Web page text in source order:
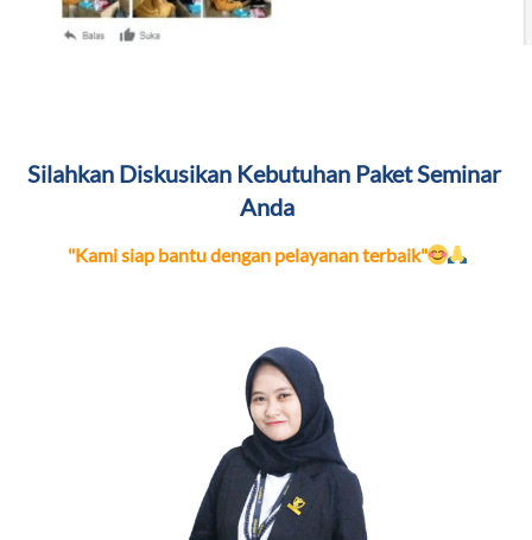
Silahkan Diskusikan Kebutuhan Paket Seminar
Anda
"Kami siap bantu dengan pelayanan terbaik"